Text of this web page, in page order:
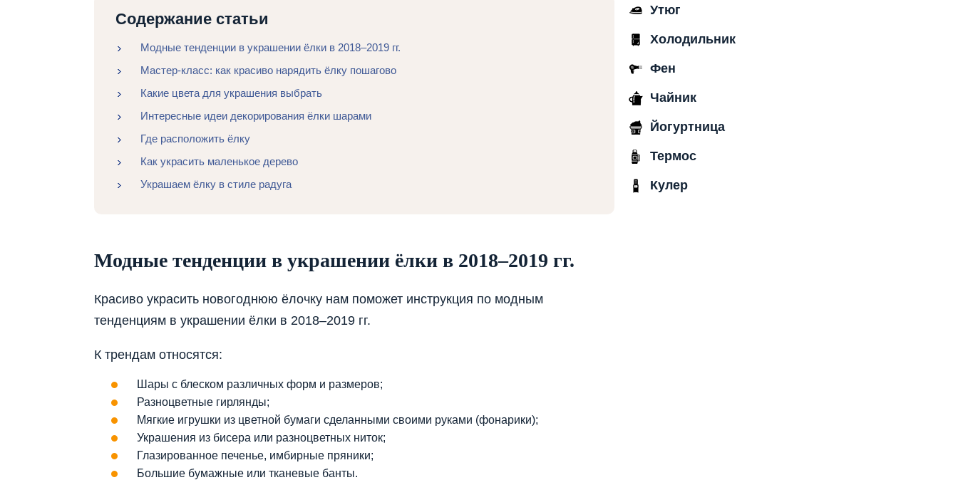
Содержание статьи
Модные тенденции в украшении ёлки в 2018–2019 гг.
Мастер-класс: как красиво нарядить ёлку пошагово
Какие цвета для украшения выбрать
Интересные идеи декорирования ёлки шарами
Где расположить ёлку
Как украсить маленькое дерево
Украшаем ёлку в стиле радуга
Модные тенденции в украшении ёлки в 2018–2019 гг.
Красиво украсить новогоднюю ёлочку нам поможет инструкция по модным
тенденциям в украшении ёлки в 2018–2019 гг.
К трендам относятся:
Шары с блеском различных форм и размеров;
Разноцветные гирлянды;
Мягкие игрушки из цветной бумаги сделанными своими руками (фонарики);
Украшения из бисера или разноцветных ниток;
Глазированное печенье, имбирные пряники;
Большие бумажные или тканевые банты.
Утюг
Холодильник
Фен
Чайник
Йогуртница
Термос
Кулер